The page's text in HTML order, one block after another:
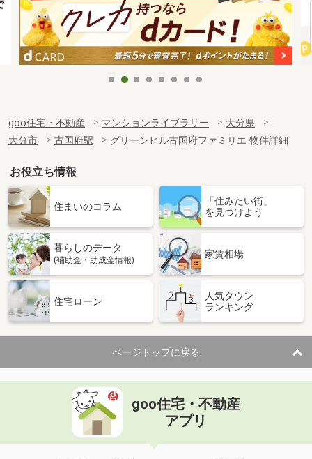
goo住宅・不動産 マンションライブラリー
大分県
大分市
古国府駅 グリーンヒル古国府ファミリエ 物件詳細
お役立ち情報
住まいのコラム
「住みたい街」
を見つけよう
暮らしのデータ
(補助金・助成金情報)
家賃相場
住宅ローン
人気タウン
ランキング
ページトップに戻る
goo住宅・不動産
アプリ